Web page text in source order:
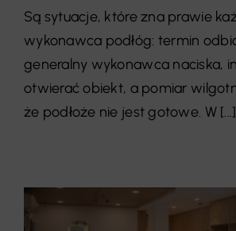
Są sytuacje, które zna prawie
wykonawca podłóg: termin
generalny wykonawca naciska,
otwierać obiekt, a pomiar
że podłoże nie jest gotowe. W [...]